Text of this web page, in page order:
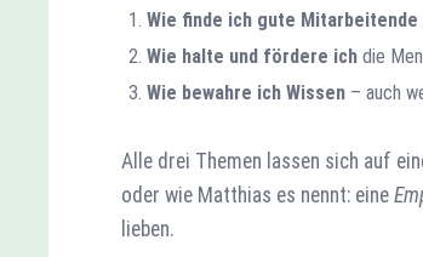
Wie finde ich gute Mitarbeitende
Wie halte und fördere ich die
Wie bewahre ich Wissen – auch
Alle drei Themen lassen sich auf
oder wie Matthias es nennt: eine
lieben.